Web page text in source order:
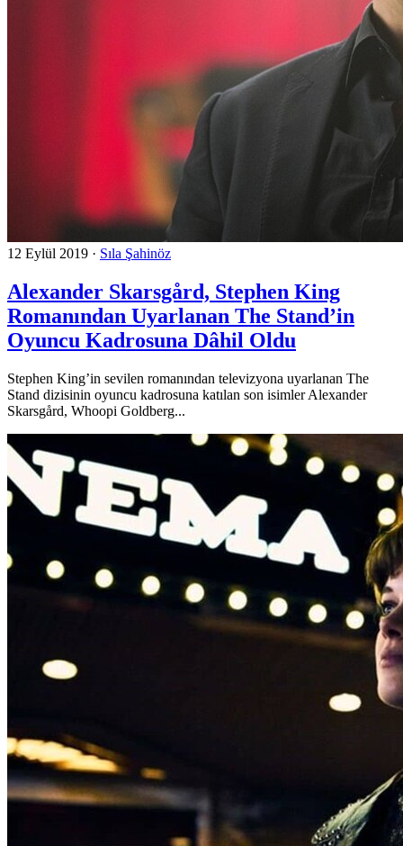
12 Eylül 2019 · Sıla Şahinöz
Alexander Skarsgård, Stephen King
Romanından Uyarlanan The Stand’in
Oyuncu Kadrosuna Dâhil Oldu
Stephen King’in sevilen romanından televizyona uyarlanan The
Stand dizisinin oyuncu kadrosuna katılan son isimler Alexander
Skarsgård, Whoopi Goldberg...